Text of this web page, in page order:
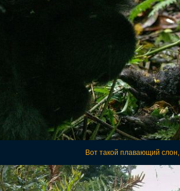
Вот такой плавающий